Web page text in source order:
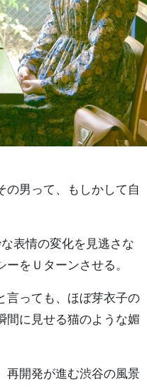
の男って、もしかして自
表情の変化を見逃さな
をＵターンさせる。
言っても、ほぼ芽衣子の
間に見せる猫のような媚
再開発が進む渋谷の風景